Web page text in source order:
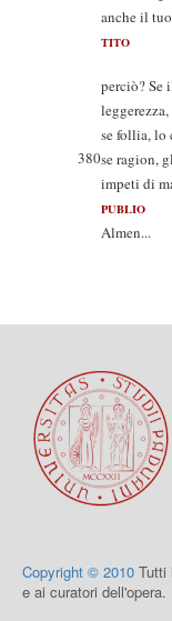
anche il
TITO
E
perciò? Se
se follia, lo
380se ragion,
impeti di
PUBLIO
Almen...
Copyright © 2010 Tutti
e ai curatori dell'opera.